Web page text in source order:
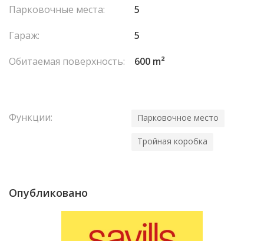
Парковочные места:
5
Гараж:
5
Обитаемая поверхность:
600 m²
Функции: Парковочное место
Тройная коробка
Опубликовано